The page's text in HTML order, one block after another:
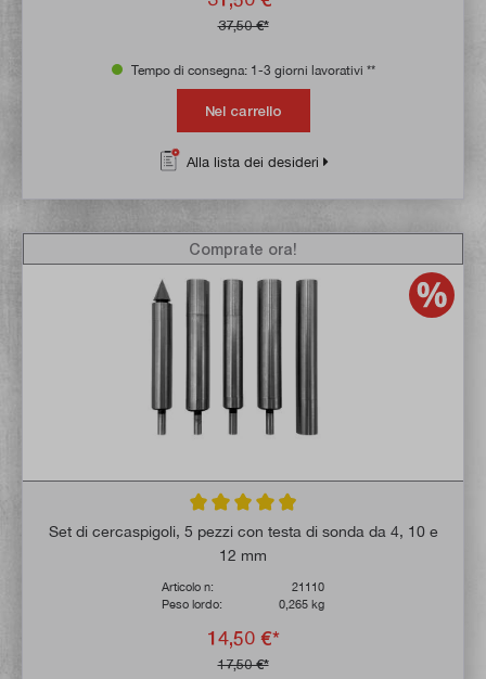
37,50 €*
Tempo di consegna: 1-3 giorni lavorativi **
Nel carrello
Alla lista dei desideri
Valutazione media di 4.8 su 5 stelle
Set di cercaspigoli, 5 pezzi con testa di sonda da 4, 10 e
12 mm
Articolo n:
21110
Peso lordo:
0,265 kg
14,50 €*
17,50 €*
Comprate ora!